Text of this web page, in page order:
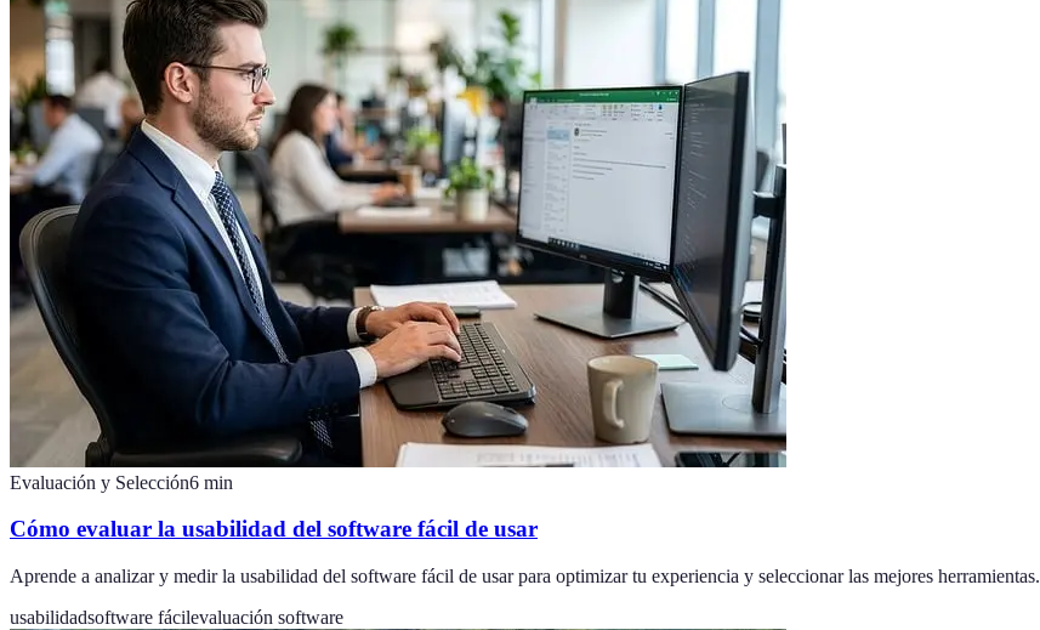
Evaluación y Selección6 min
Cómo evaluar la usabilidad del software fácil de usar
Aprende a analizar y medir la usabilidad del software fácil de usar para optimizar tu experiencia y seleccionar las mejores herramientas.
usabilidadsoftware fácilevaluación software